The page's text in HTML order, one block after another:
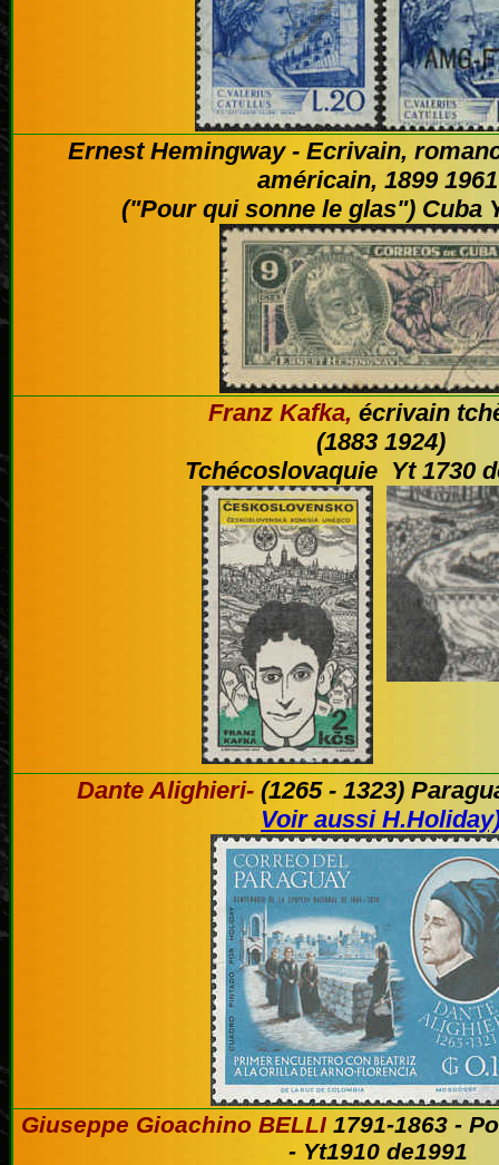
Ernest Hemingway - Ecrivain,
américain, 1899 1961
("Pour qui sonne le glas") Cuba
Franz Kafka, écrivain
(1883 1924)
Tchécoslovaquie Yt 1730
Dante Alighieri-(1265 - 1323)
Voir aussi
Giuseppe Gioachino BELLI 1791-1863 -
- Yt1910 de1991